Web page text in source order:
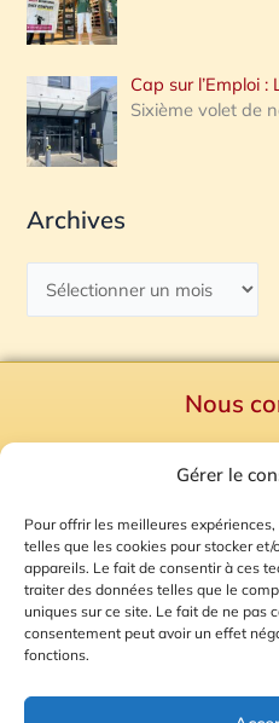
Gérer le
Pour offrir les meilleures
telles que les cookies pour stocker
appareils. Le fait de consentir à ces
traiter des données telles que le
uniques sur ce site. Le fait de ne pas
consentement peut avoir un effet
fonctions.
Cap sur l’Emploi
Sixième volet de
Archives
Nous
Mentions Légales
Gestion